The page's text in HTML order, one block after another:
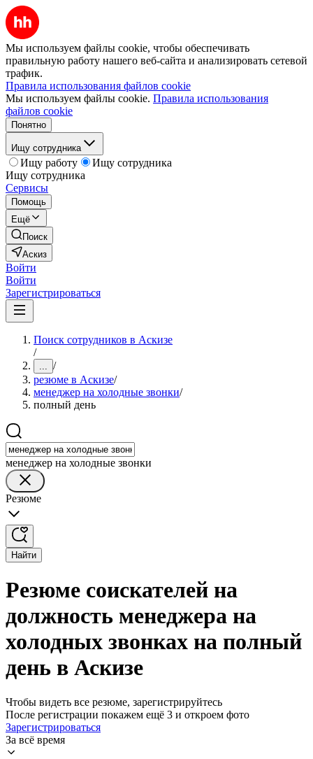
Мы используем файлы cookie, чтобы обеспечивать
правильную работу нашего веб-сайта и анализировать сетевой
трафик.
Правила использования файлов cookie
Мы используем файлы cookie. Правила использования
файлов cookie
Понятно
Ищу сотрудника
Ищу работу
Ищу сотрудника
Ищу сотрудника
Сервисы
Помощь
Ещё
Поиск
Аскиз
Войти
Войти
Зарегистрироваться
Поиск сотрудников в Аскизе
/
... /
резюме в Аскизе/
менеджер на холодные звонки/
полный день
менеджер на холодные звонки
Резюме
Найти
Резюме соискателей на
должность менеджера на
холодных звонках на полный
день в Аскизе
Чтобы видеть все резюме, зарегистрируйтесь
После регистрации покажем ещё 3 и откроем фото
Зарегистрироваться
За всё время